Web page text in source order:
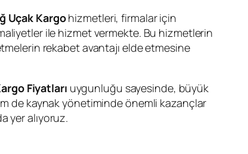
Uçak Kargohizmetleri, firmalar için
ile hizmet vermekte. Bu hizmetlerin
rekabet avantajı elde etmesine
Fiyatları uygunluğu sayesinde, büyük
de kaynak yönetiminde önemli kazançlar
yer alıyoruz.